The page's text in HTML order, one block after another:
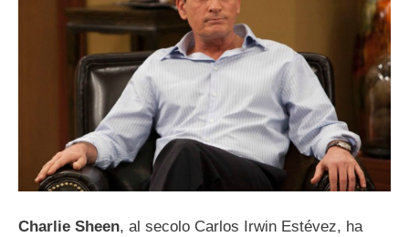
Charlie Sheen, al secolo Carlos Irwin Estévez, ha